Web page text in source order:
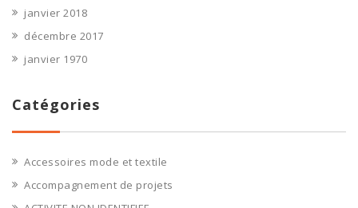
janvier 2018
décembre 2017
janvier 1970
Catégories
Accessoires mode et textile
Accompagnement de projets